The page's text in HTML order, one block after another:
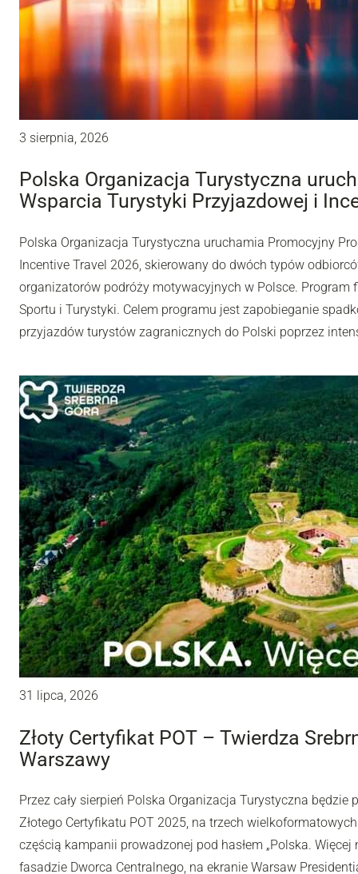
3 sierpnia, 2026
Polska Organizacja Turystyczna
Wsparcia Turystyki Przyjazdowej i
Polska Organizacja Turystyczna uruchamia Promocyjny
Incentive Travel 2026, skierowany do dwóch typów
organizatorów podróży motywacyjnych w Polsce.
Sportu i Turystyki. Celem programu jest zapobieganie
przyjazdów turystów zagranicznych do Polski poprzez
31 lipca, 2026
Złoty Certyfikat POT – Twierdza
Warszawy
Przez cały sierpień Polska Organizacja Turystyczna
Złotego Certyfikatu POT 2025, na trzech
częścią kampanii prowadzonej pod hasłem „Polska.
fasadzie Dworca Centralnego, na ekranie Warsaw